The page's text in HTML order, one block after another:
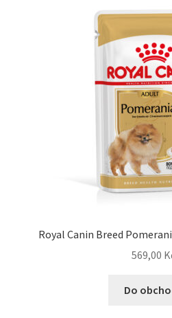
Royal Canin Breed
569,00
Do